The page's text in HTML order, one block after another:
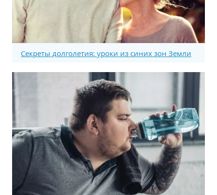
Секреты долголетия: уроки из синих зон Земли